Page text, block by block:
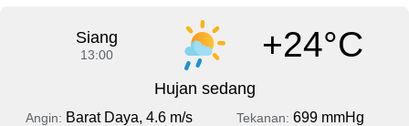
Siang
13:00 +24°C
Hujan sedang
Angin: Barat Daya, 4.6 m/s Tekanan: 699 mmHg